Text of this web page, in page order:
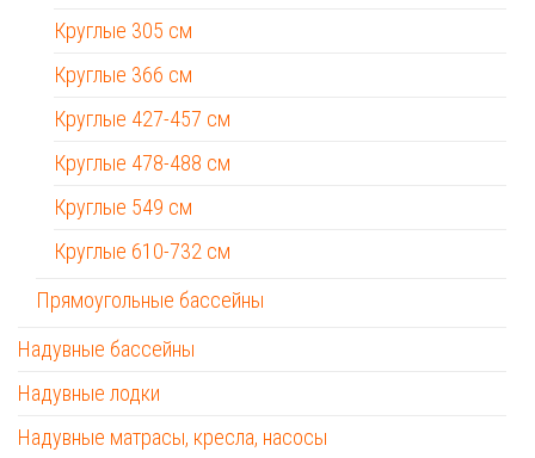
Круглые 305 см
Круглые 366 см
Круглые 427-457 см
Круглые 478-488 см
Круглые 549 см
Круглые 610-732 см
Прямоугольные бассейны
Надувные бассейны
Надувные лодки
Надувные матрасы, кресла, насосы